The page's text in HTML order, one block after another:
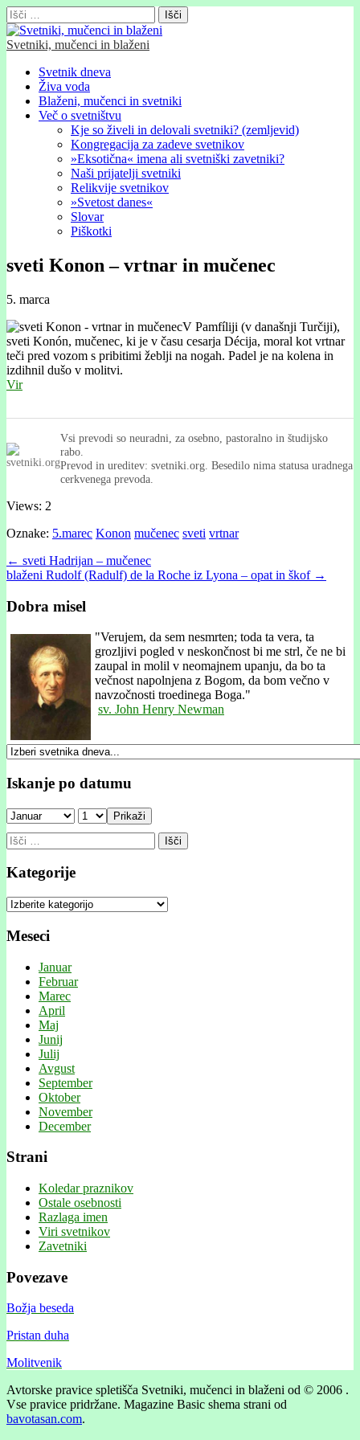
Išči:
Svetniki, mučenci in blaženi
Glavni
meni
Skip
content
Svetnik dneva
Živa voda
Blaženi, mučenci in svetniki
Več o svetništvu
Kje so živeli in delovali svetniki? (zemljevid)
Kongregacija za zadeve svetnikov
»Eksotična« imena ali svetniški zavetniki?
Naši prijatelji svetniki
Relikvije svetnikov
»Svetost danes«
Slovar
Piškotki
sveti Konon – vrtnar in mučenec
5. marca
V Pamfíliji (v današnji Turčiji),
sveti Konón, mučenec, ki je v času cesarja Décija, moral kot vrtnar
teči pred vozom s pribitimi žeblji na nogah. Padel je na kolena in
izdihnil dušo v molitvi.
Vir
Vsi prevodi so neuradni, za osebno, pastoralno in študijsko
rabo.
Prevod in ureditev: svetniki.org. Besedilo nima statusa uradnega
cerkvenega prevoda.
Views: 2
Oznake: 5.marec Konon mučenec sveti vrtnar
Post
navigation
← sveti Hadrijan – mučenec
blaženi Rudolf (Radulf) de la Roche iz Lyona – opat in škof →
Dobra misel
"Verujem, da sem nesmrten; toda ta vera, ta
grozljivi pogled v neskončnost bi me strl, če ne bi
zaupal in molil v neomajnem upanju, da bo ta
večnost napolnjena z Bogom, da bom večno v
navzočnosti troedinega Boga."
sv. John Henry Newman
Iskanje po datumu
Prikaži
Išči:
Kategorije
Kategorije
Meseci
Januar
Februar
Marec
April
Maj
Junij
Julij
Avgust
September
Oktober
November
December
Strani
Koledar praznikov
Ostale osebnosti
Razlaga imen
Viri svetnikov
Zavetniki
Povezave
Božja beseda
Pristan duha
Molitvenik
Avtorske pravice spletišča Svetniki, mučenci in blaženi od © 2006 .
Vse pravice pridržane. Magazine Basic shema strani od
bavotasan.com.